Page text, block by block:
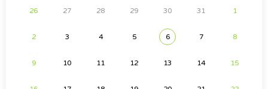
26 27 28 29 30 31 1
2 3 4 5 6 7 8
9 10 11 12 13 14 15